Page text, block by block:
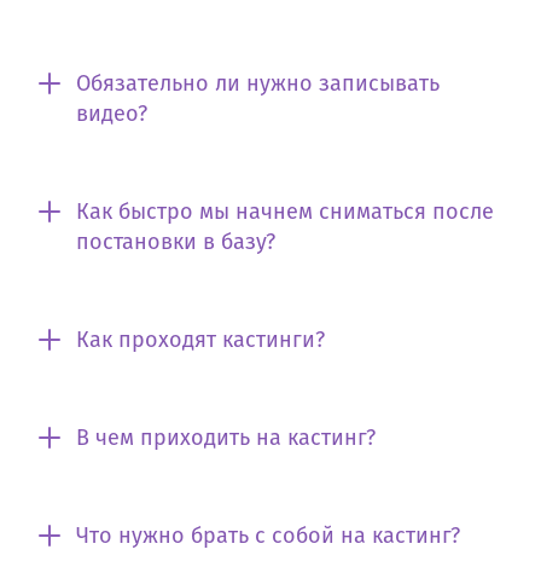
Обязательно ли нужно записывать
видео?
Как быстро мы начнем сниматься после
постановки в базу?
Как проходят кастинги?
В чем приходить на кастинг?
Что нужно брать с собой на кастинг?